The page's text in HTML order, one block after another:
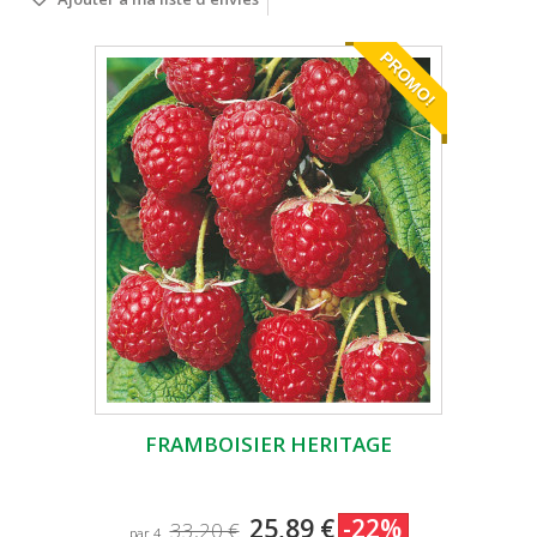
PROMO!
FRAMBOISIER HERITAGE
par 4 33,20 € 25,89 € -22%